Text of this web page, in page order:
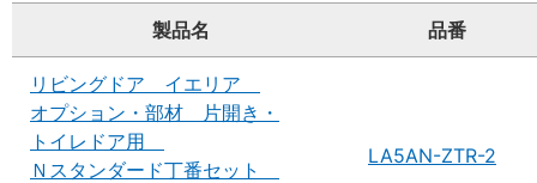
製品名 品番
リビングドア イエリア
オプション・部材 片開き・
トイレドア用
Ｎスタンダード丁番セット
LA5AN-ZTR-2